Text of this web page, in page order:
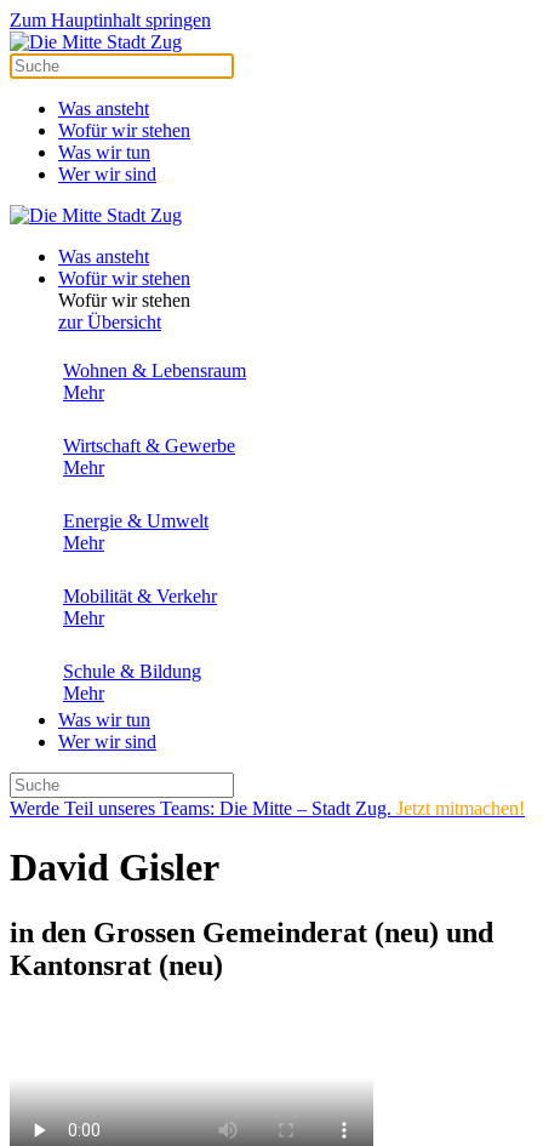
Zum Hauptinhalt springen
Was ansteht
Wofür wir stehen
Was wir tun
Wer wir sind
Was ansteht
Wofür wir stehen
Wofür wir stehen
zur Übersicht
Wohnen & Lebensraum
Mehr
Wirtschaft & Gewerbe
Mehr
Energie & Umwelt
Mehr
Mobilität & Verkehr
Mehr
Schule & Bildung
Mehr
Was wir tun
Wer wir sind
Werde Teil unseres Teams: Die Mitte – Stadt Zug. Jetzt mitmachen!
David Gisler
in den Grossen Gemeinderat (neu) und
Kantonsrat (neu)